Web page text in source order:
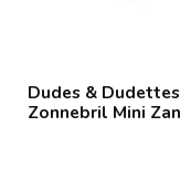
Dudes &
Zonnebril Mini